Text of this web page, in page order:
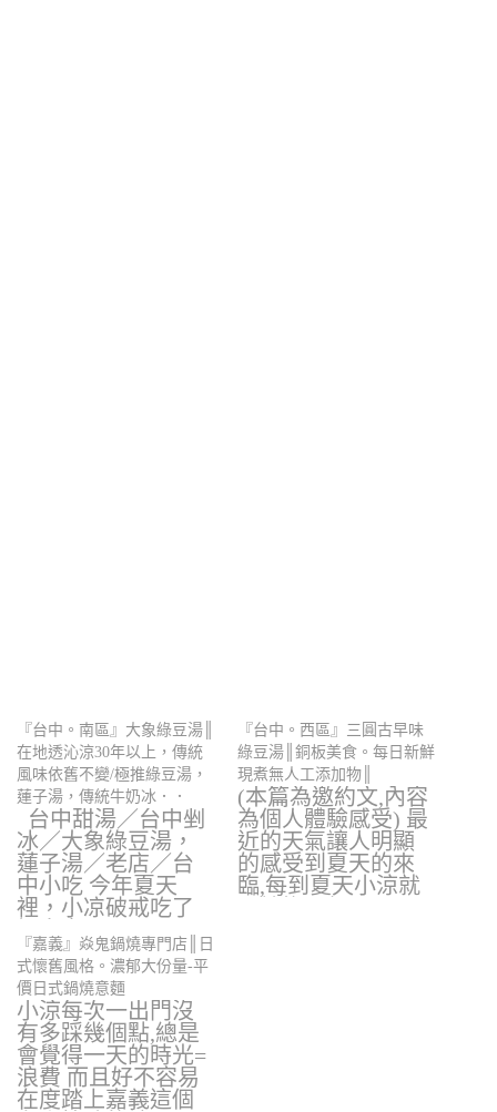
『台中。南區』大象綠豆湯║
在地透沁涼30年以上，傳統
風味依舊不變/極推綠豆湯，
蓮子湯，傳統牛奶冰．．
台中甜湯／台中剉
冰／大象綠豆湯，
蓮子湯／老店／台
中小吃 今年夏天
裡，小凉破戒吃了
好多家…
『台中。西區』三圓古早味
綠豆湯║銅板美食。每日新鮮
現煮無人工添加物║
(本篇為邀約文,內容
為個人體驗感受) 最
近的天氣讓人明顯
的感受到夏天的來
臨,每到夏天小涼就
『嘉義』焱鬼鍋燒專門店║日
式懷舊風格。濃郁大份量-平
價日式鍋燒意麵
小涼每次一出門沒
有多踩幾個點,總是
會覺得一天的時光=
浪費 而且好不容易
在度踏上嘉義這個